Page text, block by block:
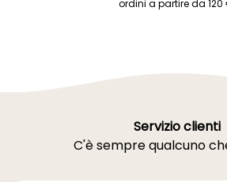
ordini a partire da 120
Servizio clienti
C'è sempre qualcuno